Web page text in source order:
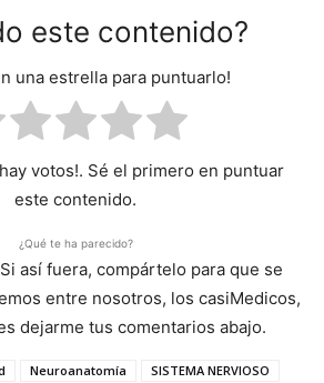
este contenido?
una estrella para puntuarlo!
votos!. Sé el primero en puntuar
este contenido.
¿Qué te ha parecido?
así fuera, compártelo para que se
entre nosotros, los casiMedicos,
dejarme tus comentarios abajo.
Neuroanatomía SISTEMA NERVIOSO